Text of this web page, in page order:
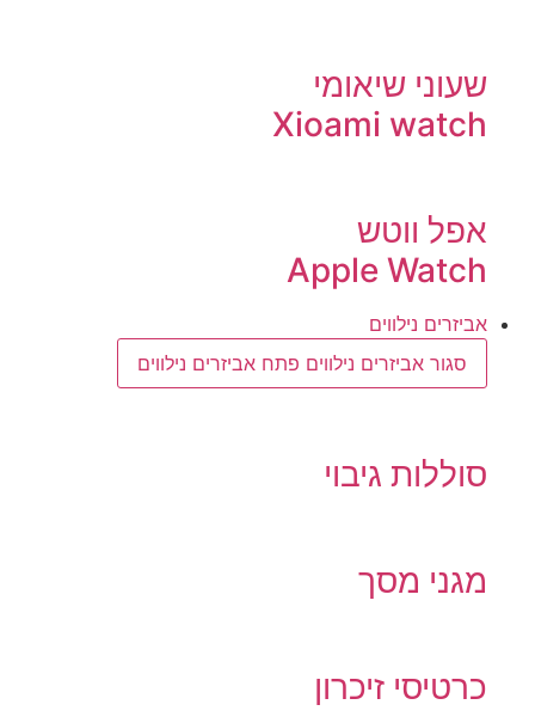
שעוני שיאומי
Xioami watch
אפל ווטש
Apple Watch
אביזרים נילווים
סגור אביזרים נילווים פתח אביזרים נילווים
סוללות גיבוי
מגני מסך
כרטיסי זיכרון